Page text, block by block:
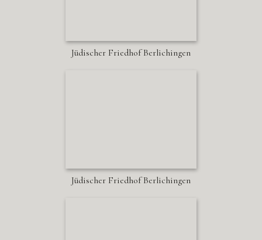
Jüdischer Friedhof Berlichingen
Jüdischer Friedhof Berlichingen